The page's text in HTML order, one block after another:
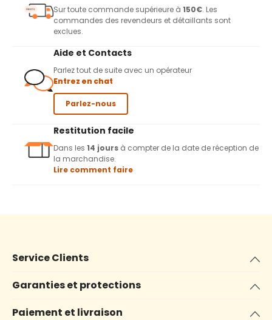
Sur toute commande supérieure à 150€. Les
commandes des revendeurs et détaillants sont
exclues.
Aide et Contacts
Parlez tout de suite avec un opérateur
Entrez en chat
Parlez-nous
Restitution facile
Dans les 14 jours à compter de la date de réception de
la marchandise.
Lire comment faire
Service Clients
Garanties et protections
Paiement et livraison